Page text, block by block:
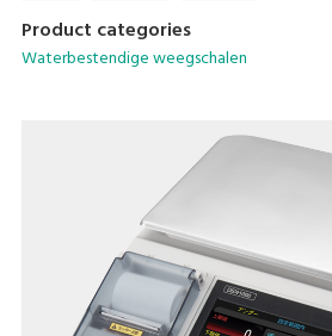
voor intensief en dagelijks gebruik
samenstellen en controleren.
Product categories
Waterbestendige weegschalen